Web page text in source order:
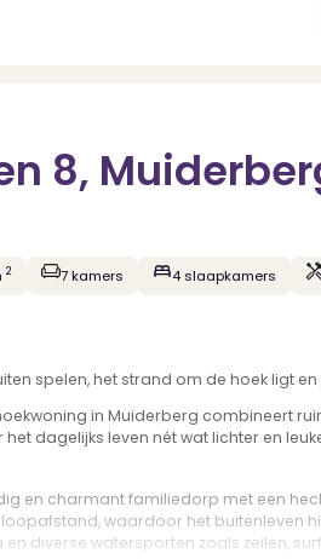
8,
2 7 kamers 4 slaapkamers
spelen, het strand om de hoek ligt
in Muiderberg combineert
het dagelijks leven nét wat lichter en
en charmant familiedorp met een
waardoor het buitenleven
diverse watersporten zoals zeilen,